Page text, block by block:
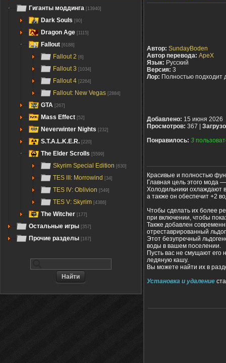
Гиганты моддинга [13940]
Dark Souls [90]
Dragon Age [1115]
Fallout [6188]
Fallout 2 [6]
Fallout 3 [1034]
Fallout 4 [2264]
Fallout: New Vegas [2884]
GTA [267]
Mass Effect [52]
Neverwinter Nights [232]
S.T.A.L.K.E.R. [220]
The Elder Scrolls [5599]
Skyrim Special Edition [630]
TES III: Morrowind [34]
TES IV: Oblivion [549]
TES V: Skyrim [4386]
The Witcher [177]
Остальные игры [357]
Прочие разделы [167]
Автор: SundayBoden
Автор перевода: ApeX
Язык: Русский
Версия: 3
Лор: Полностью подходит
Добавлено: 15 июня 2026
Просмотров: 367 |
Понравилось: 3
Красивые и полностью
Главная цель этого мода
Холодильники охлаждают
а также он обеспечит +2
Чтобы сделать их более
при включении, чтобы
Также добавлен
отреставрированный
Этот безупречный
воды в вашем поселении.
Пусть вас не смущают
ледяную кашу.
Вы можете найти их в
Установка и удаление